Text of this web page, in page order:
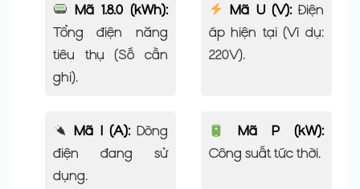
Mã 1.8.0 (kWh):
Tổng điện năng
tiêu thụ (Số cần
ghi).
Mã U (V):Điện
áp hiện tại (Ví dụ:
220V).
Mã I (A):Dòng
điện đang sử
dụng.
Mã P (kW):
Công suất tức thời.